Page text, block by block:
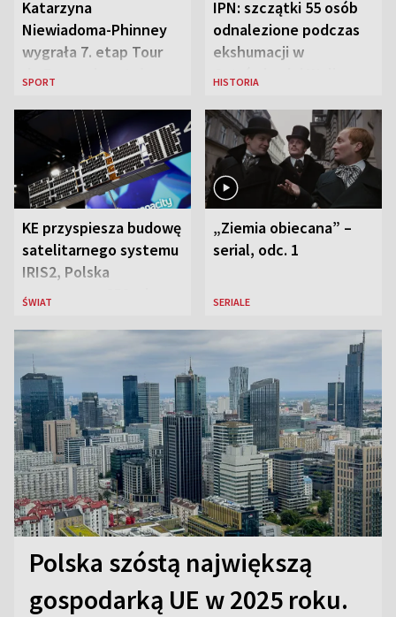
Katarzyna
Niewiadoma-Phinney
wygrała 7. etap Tour
de France i została
SPORT
IPN: szczątki 55 osób
odnalezione podczas
ekshumacji w
Ostrówkach i Woli
HISTORIA
KE przyspiesza budowę
satelitarnego systemu
IRIS2, Polska
przeznaczy 656 mln
ŚWIAT
„Ziemia obiecana” –
serial, odc. 1
SERIALE
Polska szóstą największą
gospodarką UE w 2025 roku.